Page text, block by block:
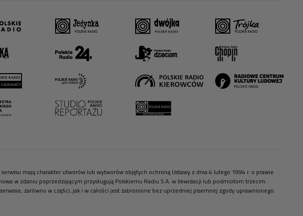
mają charakter utworów lub wytworów objętych ochroną Ustawy z dnia 4 lutego 1994 r. o prawie
w zdaniu poprzedzającym przysługują Polskiemu Radiu S.A. w likwidacji lub podmiotom trzecim.
zarówno w części, jak i w całości jest zabronione bez uprzedniej pisemnej zgody uprawnionego.